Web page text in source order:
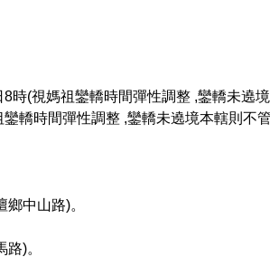
時(視媽祖鑾轎時間彈性調整 ,鑾轎未遶
轎時間彈性調整 ,鑾轎未遶境本轄則不管
中山路)。
)。